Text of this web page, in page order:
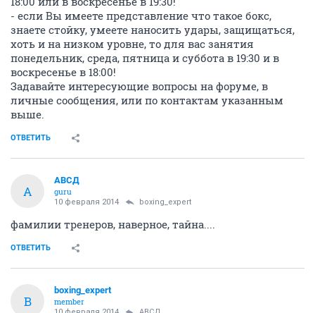
- если Вы имеете представление что такое бокс,
знаете стойку, умеете наносить удары, защищаться,
хоть и на низком уровне, то для вас занятия
понедельник, среда, пятница и суббота в 19:30 и в
воскресенье в 18:00!
Задавайте интересующие вопросы на форуме, в
личные сообщения, или по контактам указанным
выше.
ОТВЕТИТЬ
А
АВСД
guru
10 февраля 2014 boxing_expert
фамилии тренеров, наверное, тайна....
ОТВЕТИТЬ
B
boxing_expert
member